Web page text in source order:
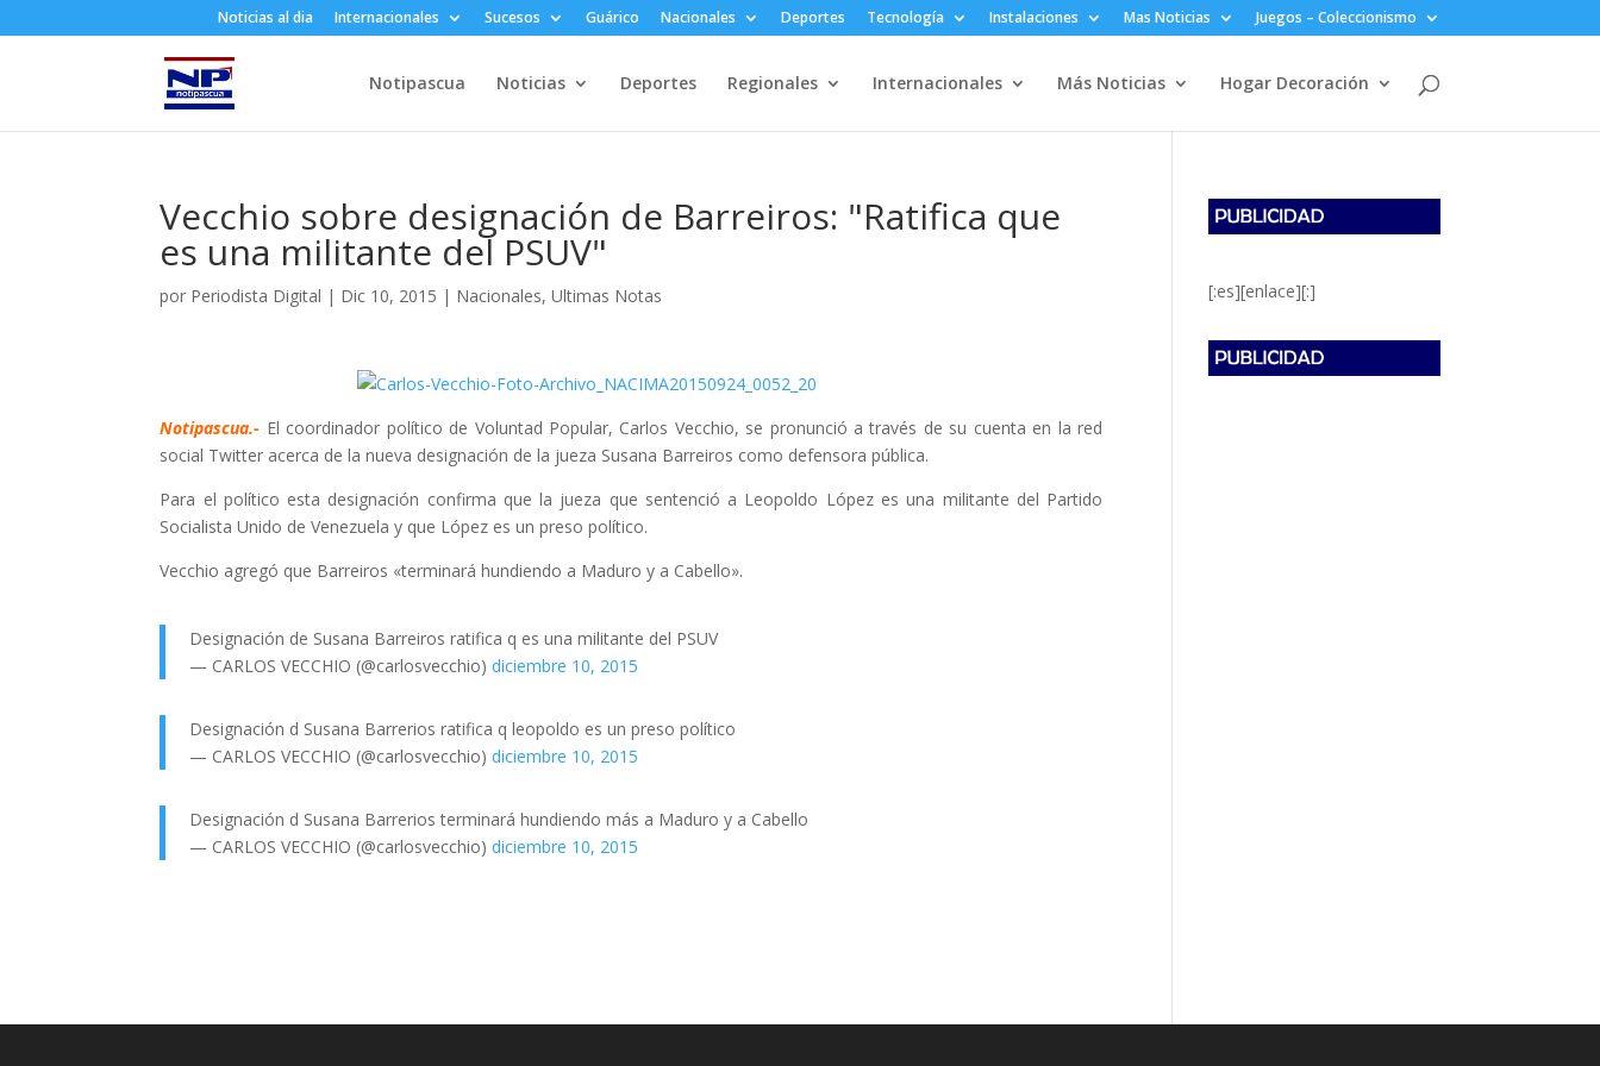
Noticias al dia Internacionales Sucesos Guárico Nacionales Deportes Tecnología Instalaciones Mas Noticias Juegos – Coleccionismo
Notipascua Noticias Deportes Regionales Internacionales Más Noticias Hogar Decoración
Vecchio sobre designación de Barreiros: "Ratifica que
es una militante del PSUV"
por Periodista Digital | Dic 10, 2015 | Nacionales,Ultimas Notas
Notipascua.- El coordinador político de Voluntad Popular, Carlos Vecchio, se pronunció a través de su cuenta en la red
social Twitter acerca de la nueva designación de la jueza Susana Barreiros como defensora pública.
Para el político esta designación confirma que la jueza que sentenció a Leopoldo López es una militante del Partido
Socialista Unido de Venezuela y que López es un preso político.
Vecchio agregó que Barreiros «terminará hundiendo a Maduro y a Cabello».
Designación de Susana Barreiros ratifica q es una militante del PSUV
— CARLOS VECCHIO (@carlosvecchio)diciembre 10, 2015
Designación d Susana Barrerios ratifica q leopoldo es un preso político
— CARLOS VECCHIO (@carlosvecchio)diciembre 10, 2015
Designación d Susana Barrerios terminará hundiendo más a Maduro y a Cabello
— CARLOS VECCHIO (@carlosvecchio)diciembre 10, 2015
[:es][enlace][:]